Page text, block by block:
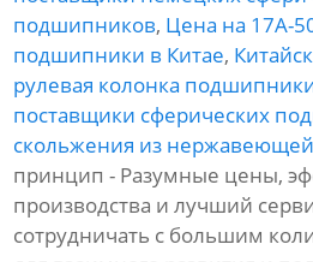
подшипников, Цена на 17A-
подшипники в Китае,
рулевая колонка
поставщики сферических
скольжения из нержавеющей
принцип - Разумные цены,
производства и лучший
сотрудничать с большим